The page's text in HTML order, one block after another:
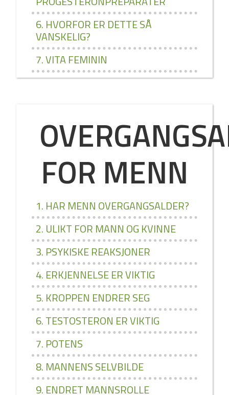
6. HVORFOR ER DETTE SÅ
VANSKELIG?
7. VITA FEMININ
FOR MENN
1. HAR MENN OVERGANGSALDER?
2. ULIKT FOR MANN OG KVINNE
3. PSYKISKE REAKSJONER
4. ERKJENNELSE ER VIKTIG
5. KROPPEN ENDRER SEG
6. TESTOSTERON ER VIKTIG
7. POTENS
8. MANNENS SELVBILDE
9. ENDRET MANNSROLLE